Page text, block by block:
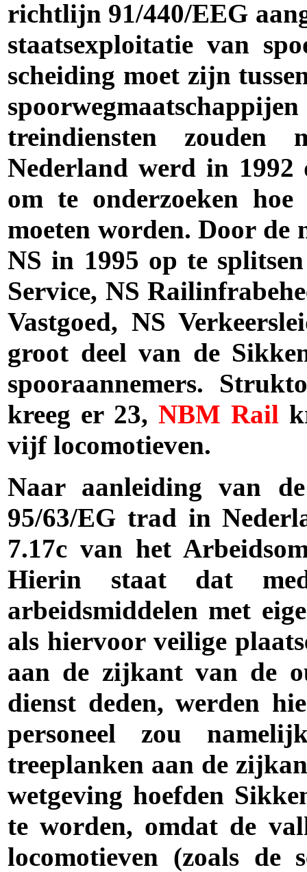
richtlijn 91/440/EEG
staatsexploitatie van
scheiding moet zijn
treindiensten zouden
Nederland werd in 1992
om te onderzoeken
moeten worden. Door
NS in 1995 op te
Service, NS
Vastgoed, NS
groot deel van de
spooraannemers.
kreeg er 23, NBM Rail
vijf locomotieven.
Naar aanleiding van
95/63/EG trad in
7.17c van het
Hierin staat dat
arbeidsmiddelen met
als hiervoor veilige
aan de zijkant van de
dienst deden, werden
personeel zou
treeplanken aan de
wetgeving hoefden
te worden, omdat de
locomotieven (zoals de